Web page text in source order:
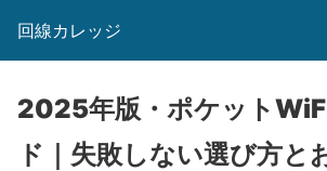
回線カレッジ
2025年版・ポケット
ド｜失敗しない選び方と